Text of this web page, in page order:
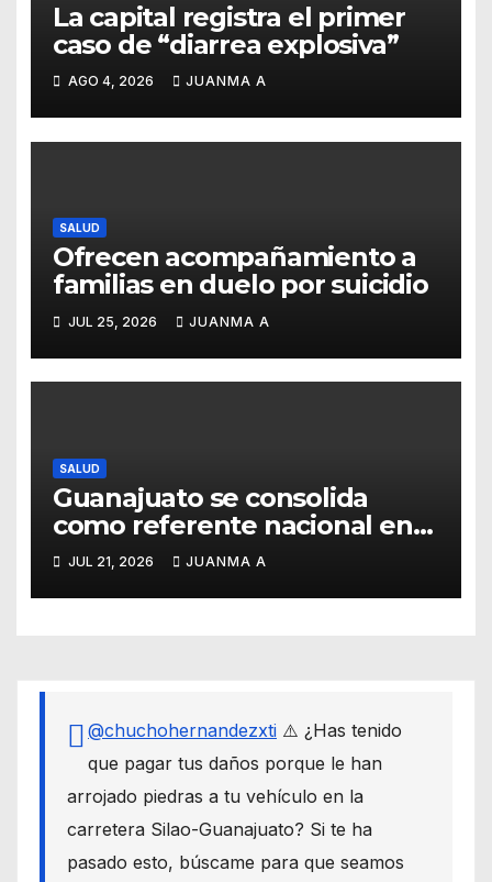
La capital registra el primer
caso de “diarrea explosiva”
AGO 4, 2026 JUANMA A
SALUD
Ofrecen acompañamiento a
familias en duelo por suicidio
JUL 25, 2026 JUANMA A
SALUD
Guanajuato se consolida
como referente nacional en
vacunación universal
JUL 21, 2026 JUANMA A
@chuchohernandezxti ⚠️ ¿Has tenido
que pagar tus daños porque le han
arrojado piedras a tu vehículo en la
carretera Silao-Guanajuato? Si te ha
pasado esto, búscame para que seamos